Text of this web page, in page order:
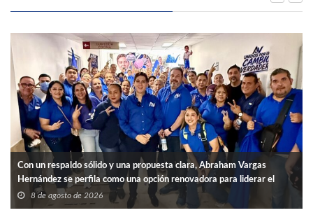
Con un respaldo sólido y una propuesta clara, Abraham Vargas
Hernández se perfila como una opción renovadora para liderar el
SNTISSSTE en Tamaulipas.
8 de agosto de 2026